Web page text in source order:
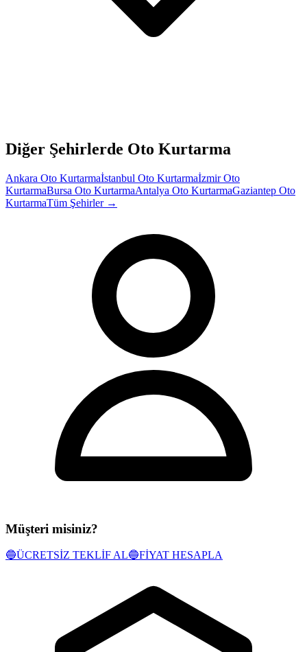
Diğer Şehirlerde Oto Kurtarma
Ankara Oto Kurtarmaİstanbul Oto KurtarmaİzmirOto
KurtarmaBursa Oto KurtarmaAntalya Oto KurtarmaGaziantep Oto
KurtarmaTüm Şehirler →
Müşteri misiniz?
🔵ÜCRETSİZ TEKLİF AL🔵FİYAT HESAPLA